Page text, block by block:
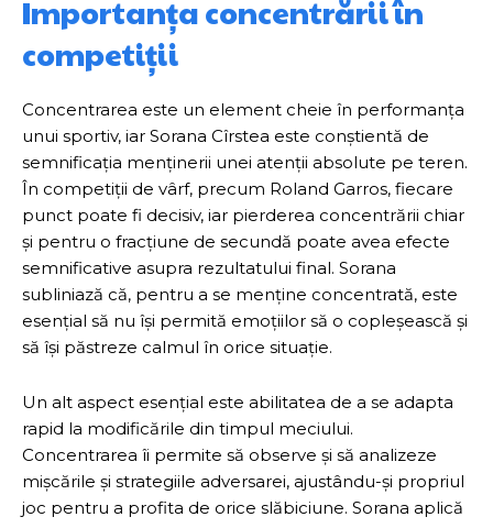
Importanța concentrării în
competiții
Concentrarea este un element cheie în performanța
unui sportiv, iar Sorana Cîrstea este conștientă de
semnificația menținerii unei atenții absolute pe teren.
În competiții de vârf, precum Roland Garros, fiecare
punct poate fi decisiv, iar pierderea concentrării chiar
și pentru o fracțiune de secundă poate avea efecte
semnificative asupra rezultatului final. Sorana
subliniază că, pentru a se menține concentrată, este
esențial să nu își permită emoțiilor să o copleșească și
să își păstreze calmul în orice situație.
Un alt aspect esențial este abilitatea de a se adapta
rapid la modificările din timpul meciului.
Concentrarea îi permite să observe și să analizeze
mișcările și strategiile adversarei, ajustându-și propriul
joc pentru a profita de orice slăbiciune. Sorana aplică